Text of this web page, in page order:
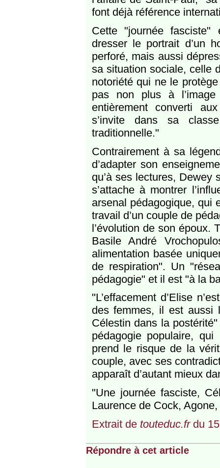
font déjà référence
Cette "journée fasciste"
dresser le portrait d’un
perforé, mais aussi
sa situation sociale, celle
notoriété qui ne le
pas non plus à l’image
entièrement converti
s’invite dans sa
traditionnelle."
Contrairement à sa
d’adapter son
qu’à ses lectures, Dewey
s’attache à montrer
arsenal pédagogique, qui
travail d’un couple de
l’évolution de son époux.
Basile André
alimentation basée
de respiration". Un
pédagogie" et il est "à la
"L’effacement d’Elise
des femmes, il est aussi
Célestin dans la
pédagogie populaire,
prend le risque de la
couple, avec ses
apparaît d’autant mieux
"Une journée fasciste,
Laurence de Cock,
Extrait de touteduc.frdu
Répondre à cet article